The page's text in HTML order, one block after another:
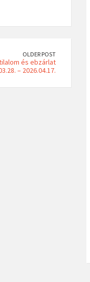
OLDER POST
és ebzárlat
– 2026.04.17.